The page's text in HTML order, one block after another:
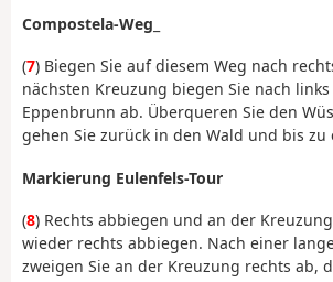
Compostela-Weg
(7) Biegen Sie auf diesem Weg nach
nächsten Kreuzung biegen Sie nach
Eppenbrunn ab. Überqueren Sie den
gehen Sie zurück in den Wald und bis zu
Markierung Eulenfels-Tour
(8) Rechts abbiegen und an der
wieder rechts abbiegen. Nach einer
zweigen Sie an der Kreuzung rechts ab,